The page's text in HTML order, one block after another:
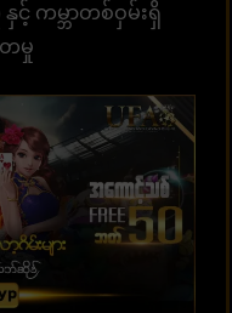
ကမ္ဘာတစ်ဝှမ်းရှိ
တမှု